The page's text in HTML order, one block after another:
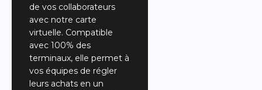
de vos collaborateurs
avec notre carte
virtuelle. Compatible
avec 100% des
terminaux, elle permet à
vos équipes de régler
leurs achats en un